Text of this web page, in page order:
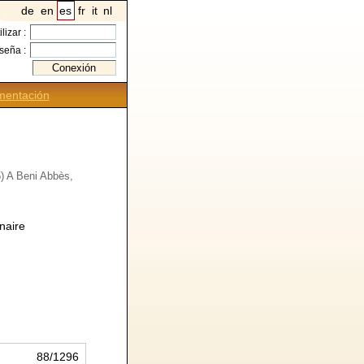
de en es fr it nl
:
:
Beni Abbès,
88/1296